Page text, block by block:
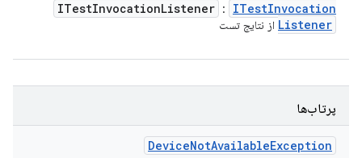
ITestInvocationListener : ITestInvocation
Listener از نتایج تست
پرتاب‌ها
DeviceNotAvailableException